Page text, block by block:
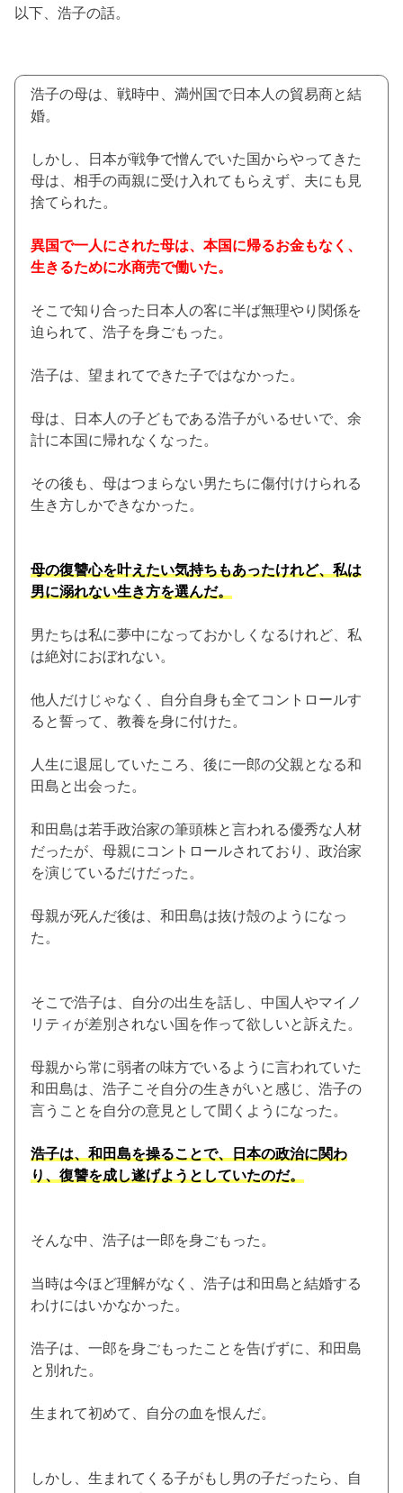
以下、浩子の話。
浩子の母は、戦時中、満州国で日本人の貿易商と結
婚。
しかし、日本が戦争で憎んでいた国からやってきた
母は、相手の両親に受け入れてもらえず、夫にも見
捨てられた。
異国で一人にされた母は、本国に帰るお金もなく、
生きるために水商売で働いた。
そこで知り合った日本人の客に半ば無理やり関係を
迫られて、浩子を身ごもった。
浩子は、望まれてできた子ではなかった。
母は、日本人の子どもである浩子がいるせいで、余
計に本国に帰れなくなった。
その後も、母はつまらない男たちに傷付けけられる
生き方しかできなかった。
母の復讐心を叶えたい気持ちもあったけれど、私は
男に溺れない生き方を選んだ。
男たちは私に夢中になっておかしくなるけれど、私
は絶対におぼれない。
他人だけじゃなく、自分自身も全てコントロールす
ると誓って、教養を身に付けた。
人生に退屈していたころ、後に一郎の父親となる和
田島と出会った。
和田島は若手政治家の筆頭株と言われる優秀な人材
だったが、母親にコントロールされており、政治家
を演じているだけだった。
母親が死んだ後は、和田島は抜け殻のようになっ
た。
そこで浩子は、自分の出生を話し、中国人やマイノ
リティが差別されない国を作って欲しいと訴えた。
母親から常に弱者の味方でいるように言われていた
和田島は、浩子こそ自分の生きがいと感じ、浩子の
言うことを自分の意見として聞くようになった。
浩子は、和田島を操ることで、日本の政治に関わ
り、復讐を成し遂げようとしていたのだ。
そんな中、浩子は一郎を身ごもった。
当時は今ほど理解がなく、浩子は和田島と結婚する
わけにはいかなかった。
浩子は、一郎を身ごもったことを告げずに、和田島
と別れた。
生まれて初めて、自分の血を恨んだ。
しかし、生まれてくる子がもし男の子だったら、自